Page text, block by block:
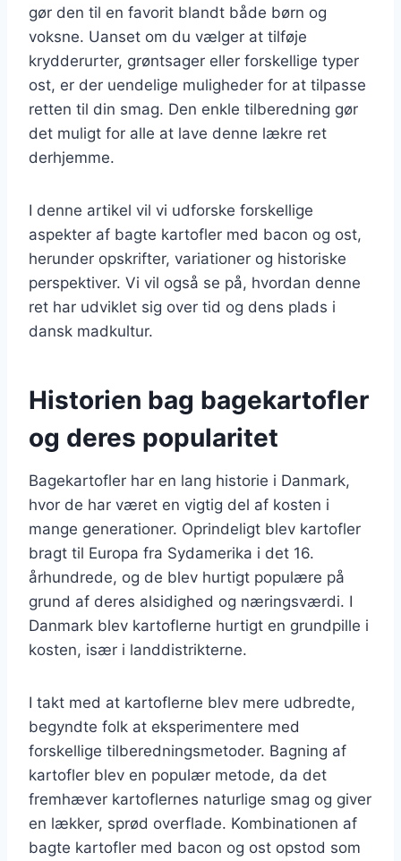
gør den til en favorit blandt både børn og
voksne. Uanset om du vælger at tilføje
krydderurter, grøntsager eller forskellige typer
ost, er der uendelige muligheder for at tilpasse
retten til din smag. Den enkle tilberedning gør
det muligt for alle at lave denne lækre ret
derhjemme.
I denne artikel vil vi udforske forskellige
aspekter af bagte kartofler med bacon og ost,
herunder opskrifter, variationer og historiske
perspektiver. Vi vil også se på, hvordan denne
ret har udviklet sig over tid og dens plads i
dansk madkultur.
Historien bag bagekartofler
og deres popularitet
Bagekartofler har en lang historie i Danmark,
hvor de har været en vigtig del af kosten i
mange generationer. Oprindeligt blev kartofler
bragt til Europa fra Sydamerika i det 16.
århundrede, og de blev hurtigt populære på
grund af deres alsidighed og næringsværdi. I
Danmark blev kartoflerne hurtigt en grundpille i
kosten, især i landdistrikterne.
I takt med at kartoflerne blev mere udbredte,
begyndte folk at eksperimentere med
forskellige tilberedningsmetoder. Bagning af
kartofler blev en populær metode, da det
fremhæver kartoflernes naturlige smag og giver
en lækker, sprød overflade. Kombinationen af
bagte kartofler med bacon og ost opstod som